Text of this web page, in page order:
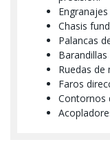
Chasis
Palancas
Ruedas de
Faros
Contornos